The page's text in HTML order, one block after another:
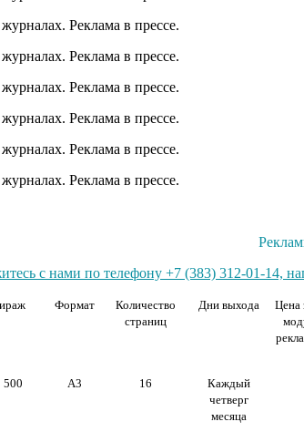
с нами по телефону +7 (383) 312-01-14,
Формат
Количество
страниц
Дни выхода
Цена
500 А3 16
Каждый
четверг
месяца